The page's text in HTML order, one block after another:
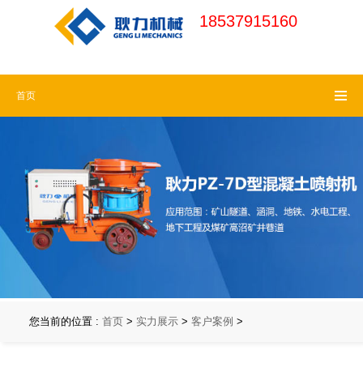
18537915160
网
18537915160 (周一
首页
您当前的位置 : 首页> 实力展示> 客户案例 >